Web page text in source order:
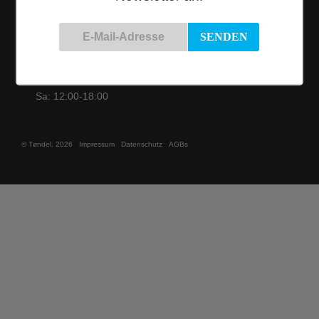
Terminvereinbarung
Sa: 12:00-18:00
© Tøndel, 2026 Impressum Datenschutz AGBs